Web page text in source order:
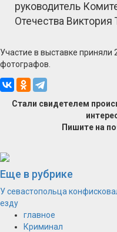
руководитель
Отечества Виктория
Участие в выставке
фотографов.
Стали свидетелем
Пишите на
Еще в рубрике
У севастопольца
езду
главное
Криминал